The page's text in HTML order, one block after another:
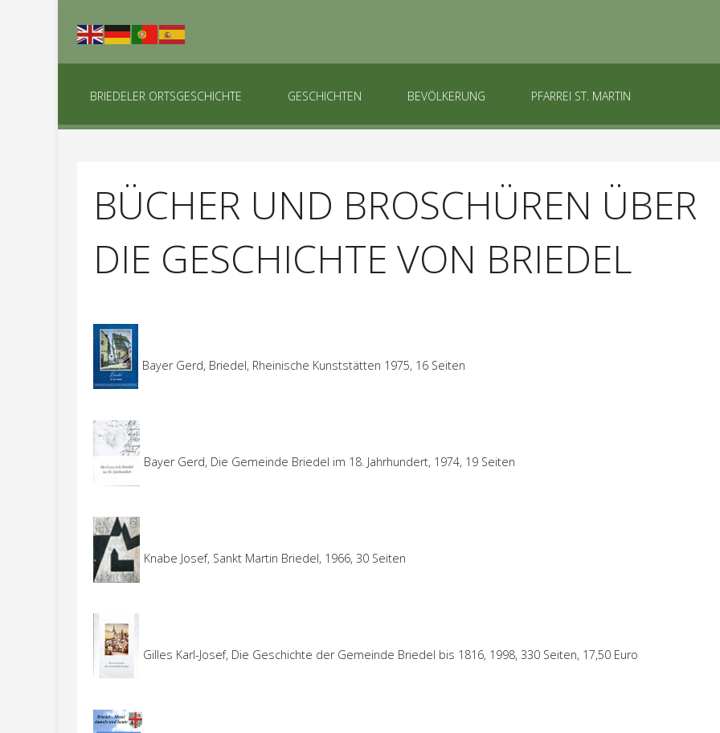
BRIEDELER ORTSGESCHICHTE GESCHICHTEN BEVÖLKERUNG PFARREI ST. MARTIN
BÜCHER UND BROSCHÜREN ÜBER
DIE GESCHICHTE VON BRIEDEL
Bayer Gerd, Briedel, Rheinische Kunststätten 1975, 16 Seiten
Bayer Gerd, Die Gemeinde Briedel im 18. Jahrhundert, 1974, 19 Seiten
Knabe Josef, Sankt Martin Briedel, 1966, 30 Seiten
Gilles Karl-Josef, Die Geschichte der Gemeinde Briedel bis 1816, 1998, 330 Seiten, 17,50 Euro